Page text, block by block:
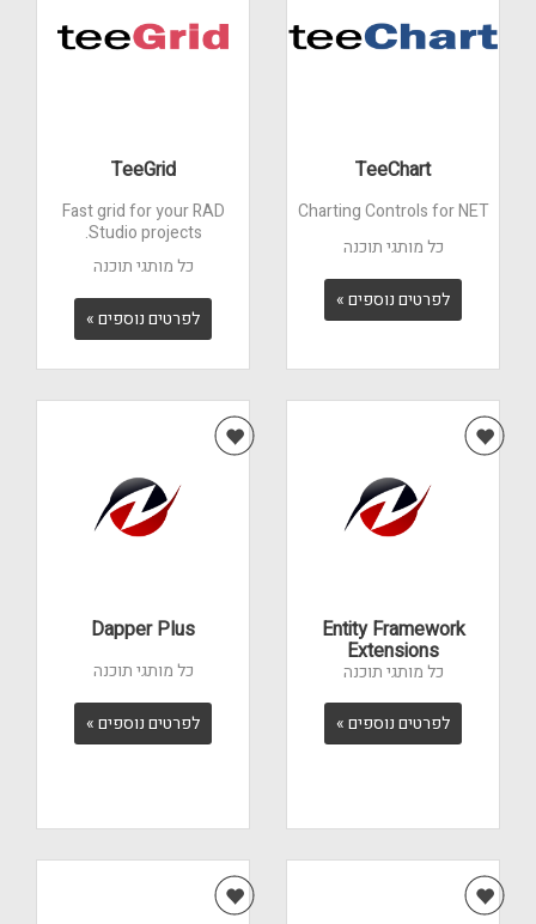
TeeChart
Charting Controls for NET
כל מותגי תוכנה
לפרטים נוספים »
TeeGrid
Fast grid for your RAD
Studio projects.
כל מותגי תוכנה
לפרטים נוספים »
Entity Framework
Extensions
כל מותגי תוכנה
לפרטים נוספים »
Dapper Plus
כל מותגי תוכנה
לפרטים נוספים »